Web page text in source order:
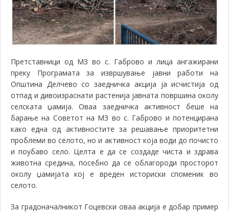
Претставници од МЗ во с. Габрово и лица ангажирани
преку Програмата за извршување јавни работи на
Општина Делчево со заедничка акција ја исчистија од
отпад и дивоизраснати растенија јавната површина околу
селската џамија. Оваа заедничка активност беше на
барање на Советот на МЗ во с. Габрово и потенцирана
како една од активностите за решавање приоритетни
проблеми во селото, но и активност која води до почисто
и поубаво село. Целта е да се создаде чиста и здрава
животна средина, посебно да се облагороди просторот
околу џамијата кој е вреден историски споменик во
селото.
За градоначалникот Гоцевски оваа акција е добар пример